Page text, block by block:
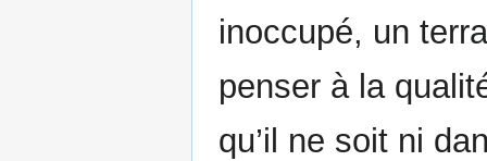
inoccupé, un
penser à la
qu’il ne soit ni